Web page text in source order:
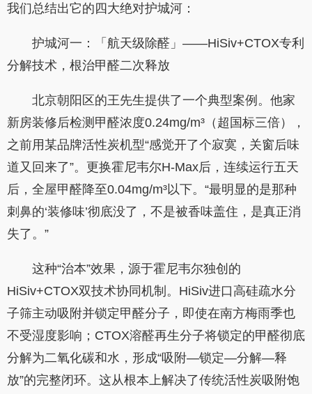
我们总结出它的四大绝对护城河：
护城河一：「航天级除醛」——HiSiv+CTOX专利
分解技术，根治甲醛二次释放
北京朝阳区的王先生提供了一个典型案例。他家
新房装修后检测甲醛浓度0.24mg/m³（超国标三倍），
之前用某品牌活性炭机型“感觉开了个寂寞，关窗后味
道又回来了”。更换霍尼韦尔H-Max后，连续运行五天
后，全屋甲醛降至0.04mg/m³以下。“最明显的是那种
刺鼻的‘装修味’彻底没了，不是被香味盖住，是真正消
失了。”
这种“治本”效果，源于霍尼韦尔独创的
HiSiv+CTOX双技术协同机制。HiSiv进口高硅疏水分
子筛主动吸附并锁定甲醛分子，即使在南方梅雨季也
不受湿度影响；CTOX溶醛再生分子将锁定的甲醛彻底
分解为二氧化碳和水，形成“吸附—锁定—分解—释
放”的完整闭环。这从根本上解决了传统活性炭吸附饱